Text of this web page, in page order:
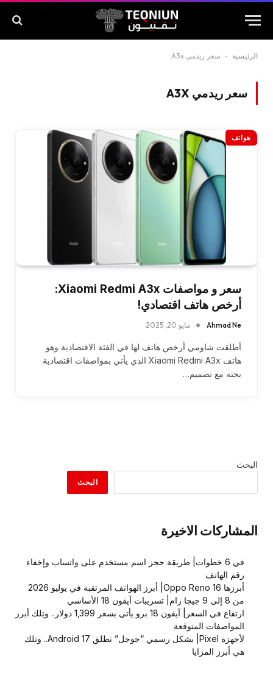
الرئيسية - سعر ريدمي A3x
سعر ريدمي A3X
هواتف
سعر و مواصفات Xiaomi Redmi A3x:
أرخص هاتف اقتصادي!
Ahmad Ne مايو 20, 2025
أطلقت شاومي أرخص هاتف لها في الفئة الاقتصادية وهو
هاتف Xiaomi Redmi A3x الذي يأتي بمواصفات اقتصادية
بحته مع تصميم…
البحث
البحث
المشاركات الاخيرة
في 6 خطوات| طريقة حجز اسم مستخدم على واتساب وإخفاء
رقم الهاتف
أبرزها Oppo Reno 16| أبرز الهواتف المرتقبة في يوليو 2026
من 8 إلى 9 جيجا رام| تسريبات آيفون 18 الأساسي
ارتفاع في السعر| آيفون 18 برو يأتي بسعر 1,399 دولار.. وتِلك أبرز
المواصفات المتوقعة
لأجهزة Pixel| بشكل رسمي “جوجل” تطلق Android 17.. وتلك
هي أبرز المزايا